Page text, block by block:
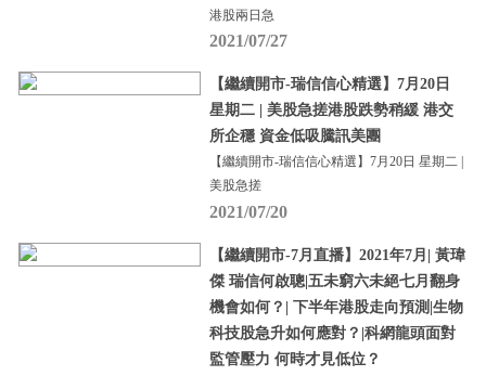
港股兩日急
2021/07/27
【繼續開市-瑞信信心精選】7月20日
星期二 | 美股急搓港股跌勢稍緩 港交
所企穩 資金低吸騰訊美團
【繼續開市-瑞信信心精選】7月20日 星期二 |
美股急搓
2021/07/20
【繼續開市-7月直播】2021年7月| 黃瑋
傑 瑞信何啟聰|五未窮六未絕七月翻身
機會如何？| 下半年港股走向預測|生物
科技股急升如何應對？|科網龍頭面對
監管壓力 何時才見低位？